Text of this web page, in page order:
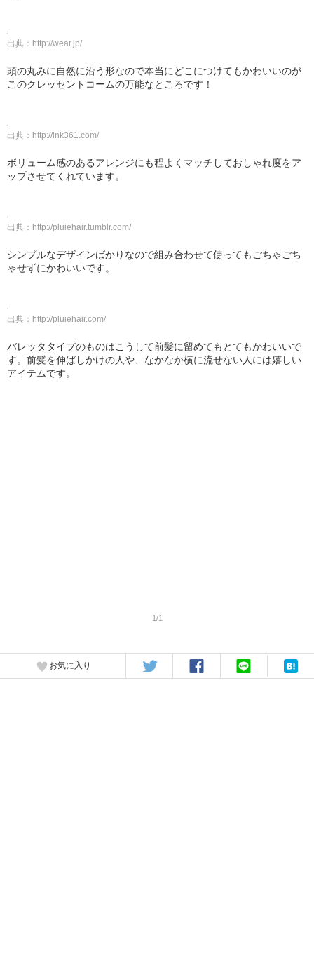
出典： http://wear.jp/
頭の丸みに自然に沿う形なので本当にどこにつけてもかわいいのが
このクレッセントコームの万能なところです！
出典： http://ink361.com/
ボリューム感のあるアレンジにも程よくマッチしておしゃれ度をア
ップさせてくれています。
出典： http://pluiehair.tumblr.com/
シンプルなデザインばかりなので組み合わせて使ってもごちゃごち
ゃせずにかわいいです。
出典： http://pluiehair.com/
バレッタタイプのものはこうして前髪に留めてもとてもかわいいで
す。前髪を伸ばしかけの人や、なかなか横に流せない人には嬉しい
アイテムです。
1/1
お気に入り